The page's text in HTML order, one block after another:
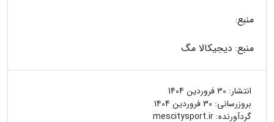
منبع:
منبع: دیجیکالا مگ
انتشار: 30 فروردین 1404
بروزرسانی: 30 فروردین 1404
گردآورنده: mescitysport.ir